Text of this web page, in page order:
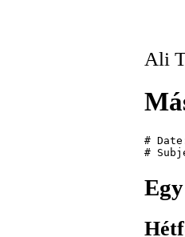
Ali
#